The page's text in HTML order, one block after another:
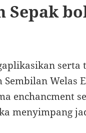
Sepak
serta
Welas
enchancment
menyimpang